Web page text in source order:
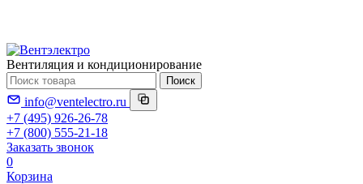
Вентиляция и кондиционирование
Поиск
info@ventelectro.ru
+7 (495) 926-26-78
+7 (800) 555-21-18
Заказать звонок
0
Корзина